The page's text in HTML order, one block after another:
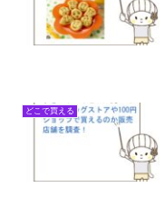
どこで買える